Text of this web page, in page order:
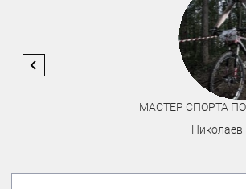
МАСТЕР СПОРТА ПО
Николаев Евгений